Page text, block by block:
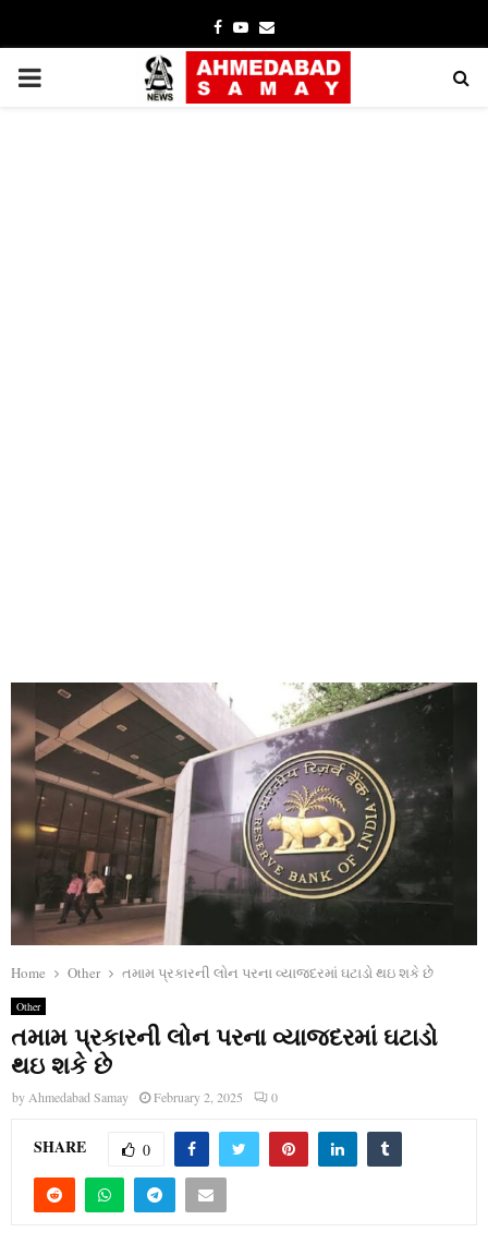
Facebook
YoutubeEmail
PRIMARY
Home Other તમામ પ્રકારની લોન પરના વ્યાજદરમાં ઘટાડો થઇ શકે છે
Other
તમામ પ્રકારની લોન પરના વ્યાજદરમાં ઘટાડો
થઇ શકે છે
by Ahmedabad Samay February 2, 2025 0
SHARE 0